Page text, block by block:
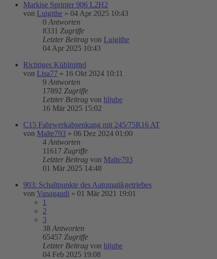
Markise Sprinter 906 L2H2
von Luigithe » 04 Apr 2025 10:43
0 Antworten
8331 Zugriffe
Letzter Beitrag von Luigithe
04 Apr 2025 10:43
Richtiges Kühlmittel
von Lisa77 » 16 Okt 2024 10:11
9 Antworten
17892 Zugriffe
Letzter Beitrag von hljube
16 Mär 2025 15:02
C15 Fahrwerkabsenkung mit 245/75R16 AT
von Malte793 » 06 Dez 2024 01:00
4 Antworten
11617 Zugriffe
Letzter Beitrag von Malte793
01 Mär 2025 14:48
903: Schaltpunkte des Automatikgetriebes
von Vanagaudi » 01 Mär 2021 19:01
1
2
3
38 Antworten
65457 Zugriffe
Letzter Beitrag von hljube
04 Feb 2025 19:08